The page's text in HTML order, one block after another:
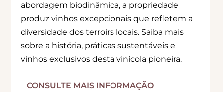
abordagem biodinâmica, a propriedade
produz vinhos excepcionais que refletem a
diversidade dos terroirs locais. Saiba mais
sobre a história, práticas sustentáveis e
vinhos exclusivos desta vinícola pioneira.
CONSULTE MAIS INFORMAÇÃO